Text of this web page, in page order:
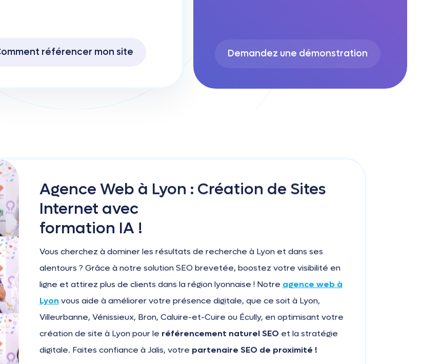
Comment référencer mon site Demandez une démonstration
Agence Web à Lyon : Création de Sites
Internet avec
formation IA !
Vous cherchez à dominer les résultats de recherche à Lyon et dans ses
alentours ? Grâce à notre solution SEO brevetée, boostez votre visibilité en
ligne et attirez plus de clients dans la région lyonnaise ! Notre agence web à
Lyon vous aide à améliorer votre présence digitale, que ce soit à Lyon,
Villeurbanne, Vénissieux, Bron, Caluire-et-Cuire ou Écully, en optimisant votre
création de site à Lyon pour le référencement naturel SEO et la stratégie
digitale. Faites confiance à Jalis, votre partenaire SEO de proximité !